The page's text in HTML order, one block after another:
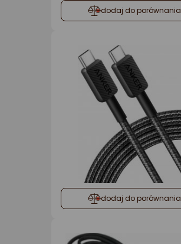
dodaj do porównania
dodaj do porównania